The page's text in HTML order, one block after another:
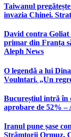
Taiwanul
invazia Chinei.
David contra
primar din Franța
Aleph News
O legendă a lui
Voulntari. „Un
Bucureștiul intră în
aprobare de 52% –
Iranul pune șase
Strâmtorii Ormuz.